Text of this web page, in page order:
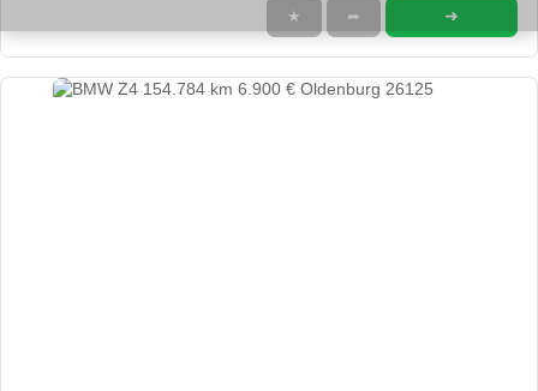
★ ➦ ➜